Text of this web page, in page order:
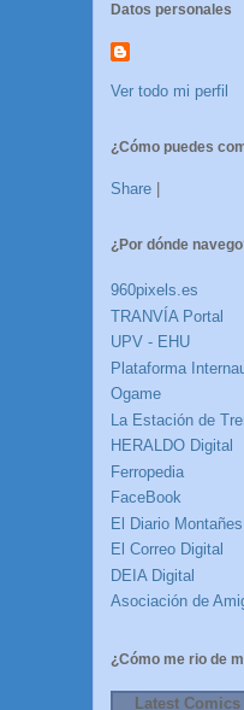
Datos personales
Ver todo mi perfil
¿Cómo puedes
Share
¿Por dónde
960pixels.es
TRANVÍA Portal
UPV - EHU
Plataforma
Ogame
La Estación de
HERALDO Digital
Ferropedia
FaceBook
El Diario Montañes
El Correo Digital
DEIA Digital
Asociación de
¿Cómo me rio de
Latest